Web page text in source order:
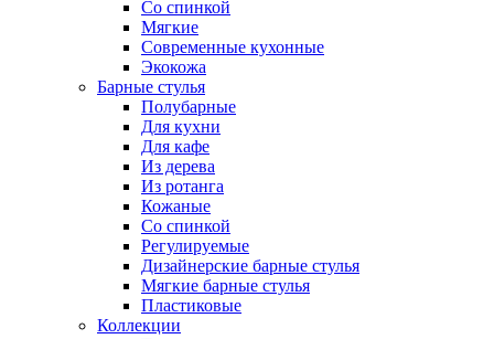
Со спинкой
Мягкие
Современные кухонные
Экокожа
Барные стулья
Полубарные
Для кухни
Для кафе
Из дерева
Из ротанга
Кожаные
Со спинкой
Регулируемые
Дизайнерские барные стулья
Мягкие барные стулья
Пластиковые
Коллекции